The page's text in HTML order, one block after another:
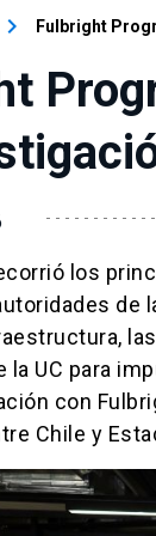
keyboard_arrow_right Fulbright
los
de
la UC para
con
Chile y